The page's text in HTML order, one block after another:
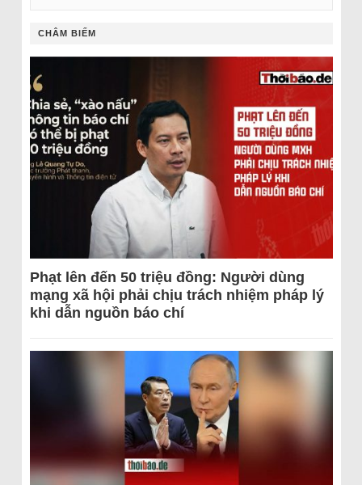
CHÂM BIẾM
Phạt lên đến 50 triệu đồng: Người dùng
mạng xã hội phải chịu trách nhiệm pháp lý
khi dẫn nguồn báo chí